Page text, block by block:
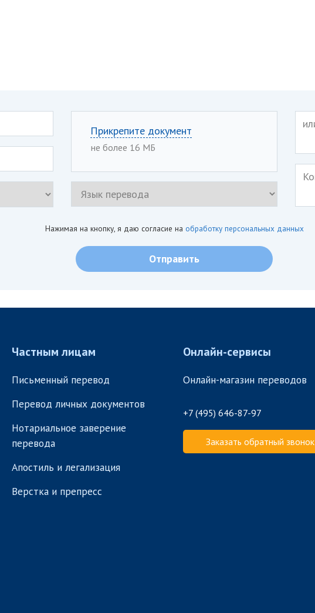
Прикрепите документ
не более 16 МБ
Нажимая на кнопку, я даю согласие на обработку персональных данных
Частным лицам
Письменный перевод
Перевод личных документов
Нотариальное заверение
перевода
Апостиль и легализация
Верстка и препресс
Онлайн-сервисы
Онлайн-магазин переводов
+7 (495) 646-87-97
Заказать обратный звонок